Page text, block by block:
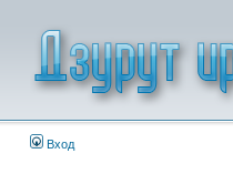
Вход